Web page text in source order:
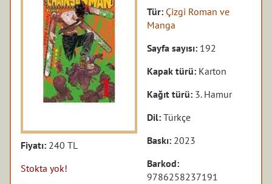
Fiyatı: 240 TL
Stokta yok!
Tür: Çizgi Roman ve
Manga
Sayfa sayısı: 192
Kapak türü: Karton
Kağıt türü: 3. Hamur
Dil:Türkçe
Baskı: 2023
Barkod:
9786258237191